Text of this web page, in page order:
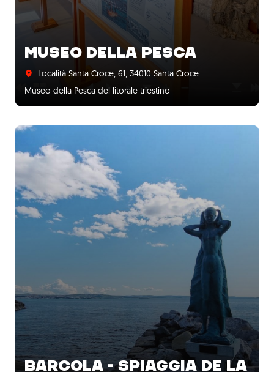
MUSEO DELLA PESCA
Località Santa Croce, 61, 34010 Santa Croce
Museo della Pesca del litorale triestino
BARCOLA - SPIAGGIA DE LA